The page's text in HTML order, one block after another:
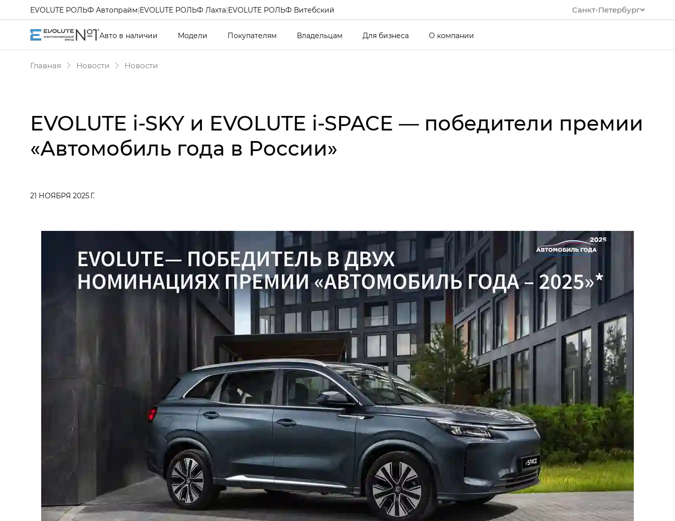
Санкт-Петербург
EVOLUTE РОЛЬФ Автопрайм|EVOLUTE РОЛЬФ Лахта|EVOLUTE РОЛЬФ Витебский
Авто в наличии Модели Покупателям Владельцам Для бизнеса О компании
Главная Новости Новости
EVOLUTE i‑SKY и EVOLUTE i‑SPACE — победители премии
«Автомобиль года в России»
21 НОЯБРЯ 2025 Г.